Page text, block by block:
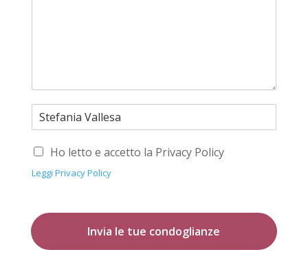
Ho letto e accetto la Privacy Policy
Leggi Privacy Policy
Invia le tue condoglianze